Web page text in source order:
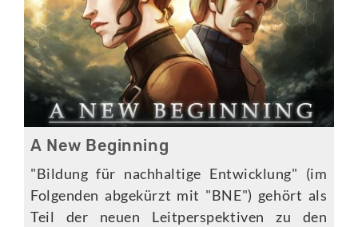
A New Beginning
"Bildung für nachhaltige Entwicklung" (im
Folgenden abgekürzt mit "BNE") gehört als
Teil der neuen Leitperspektiven zu den